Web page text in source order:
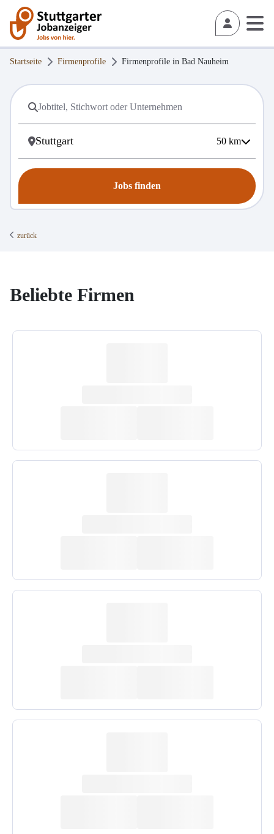
Startseite Firmenprofile Firmenprofile in Bad Nauheim
50 km
Jobs finden
zurück
Beliebte Firmen